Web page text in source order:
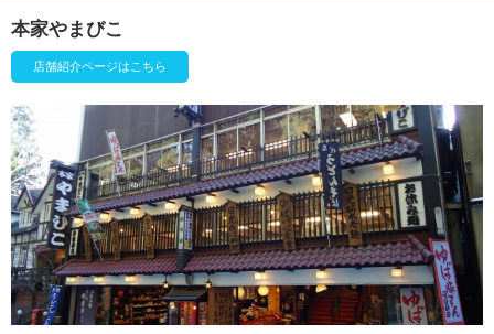
本家やまびこ
店舗紹介ページはこちら